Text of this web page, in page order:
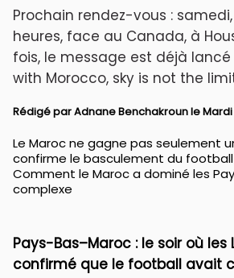
Prochain rendez-vous : samedi,
heures, face au Canada, à
fois, le message est déjà lancé
with Morocco, sky is not the
Rédigé parAdnane Benchakrounle
Le Maroc ne gagne pas seulement
confirme le basculement du
Comment le Maroc a dominé les
complexe
Pays-Bas–Maroc : le soir où les
confirmé que le football avait